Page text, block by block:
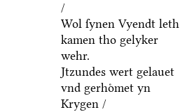
/
Wol ſynen Vyendt leth
kamen tho gelyker
wehr.
Jtzundes wert gelauet
vnd gerhoͤmet yn
Krygen /